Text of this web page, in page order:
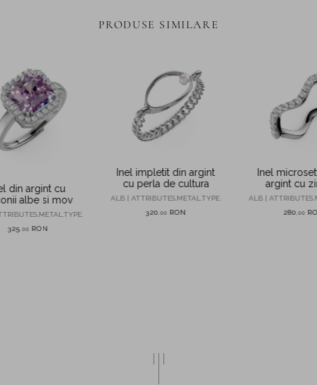
PRODUSE SIMILARE
din argint cu
albe si mov
325 00 RON
Inel impletit din argint
cu perla de cultura
ALB | ATTRIBUTES.METAL.TYPE.
320 00 RON
Inel
argint cu
ALB |
280 00